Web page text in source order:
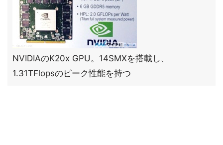
NVIDIAのK20x GPU。14SMXを搭載し、
1.31TFlopsのピーク性能を持つ